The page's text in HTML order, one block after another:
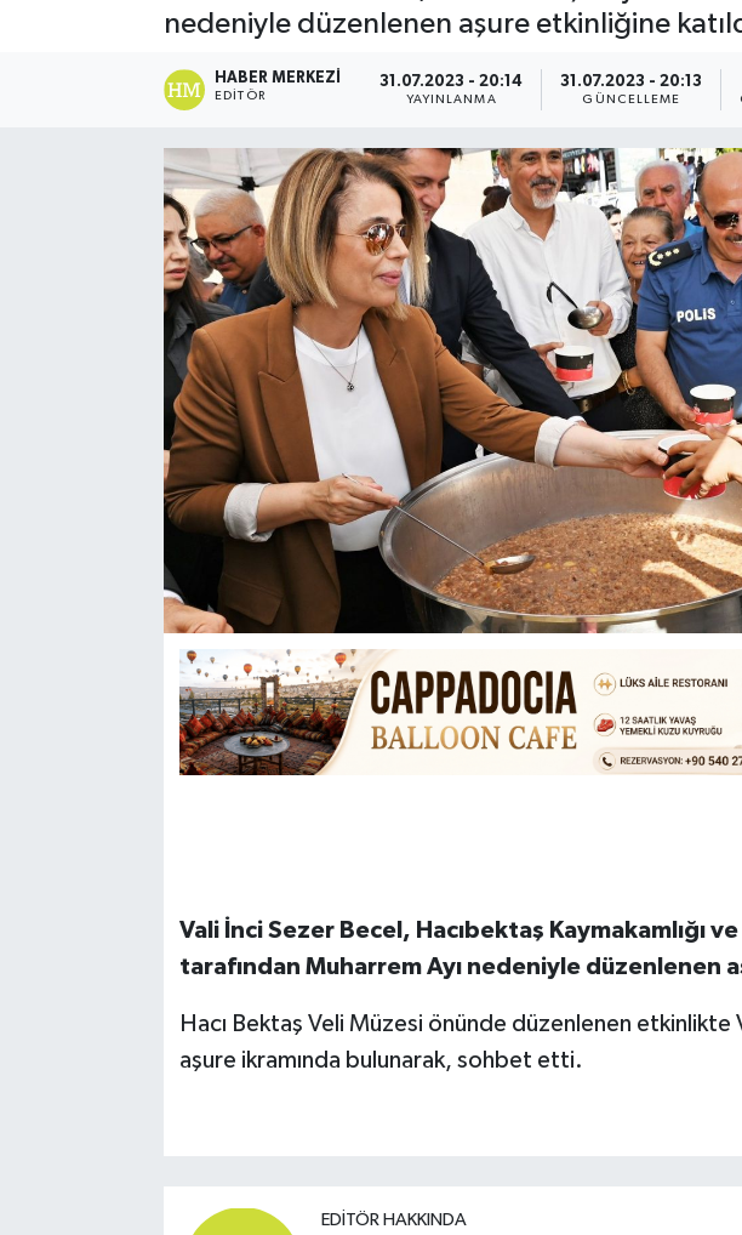
nedeniyle düzenlenen aşure etkinliğine
HABER MERKEZI
EDITÖR
31.07.2023 - 20:14
YAYINLANMA
31.07.2023 - 20:13
GÜNCELLEME
Vali İnci Sezer Becel, Hacıbektaş Kaymakamlığı
tarafından Muharrem Ayı nedeniyle düzenlenen
Hacı Bektaş Veli Müzesi önünde düzenlenen etkinlikte
aşure ikramında bulunarak, sohbet etti.
EDITÖR HAKKINDA